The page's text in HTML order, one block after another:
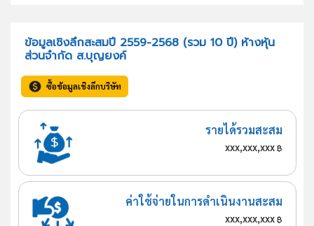
ข้อมูลเชิงลึกสะสมปี 2559-2568 (รวม 10 ปี) ห้างหุ้น
ส่วนจำกัด ส.บุญยงค์
ซื้อข้อมูลเชิงลึกบริษัท
รายได้รวมสะสม
xxx,xxx,xxx฿
ค่าใช้จ่ายในการดำเนินงานสะสม
xxx,xxx,xxx฿